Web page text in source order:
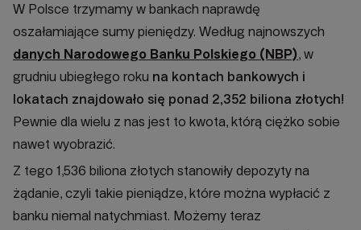
W Polsce trzymamy w bankach naprawdę
oszałamiające sumy pieniędzy. Według najnowszych
danych Narodowego Banku Polskiego (NBP), w
grudniu ubiegłego roku na kontach bankowych i
lokatach znajdowało się ponad 2,352 biliona złotych!
Pewnie dla wielu z nas jest to kwota, którą ciężko sobie
nawet wyobrazić.
Z tego 1,536 biliona złotych stanowiły depozyty na
żądanie, czyli takie pieniądze, które można wypłacić z
banku niemal natychmiast. Możemy teraz